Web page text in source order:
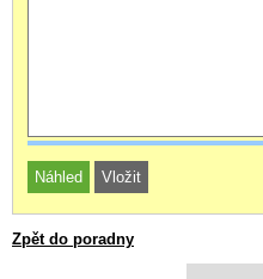
Zpět do poradny